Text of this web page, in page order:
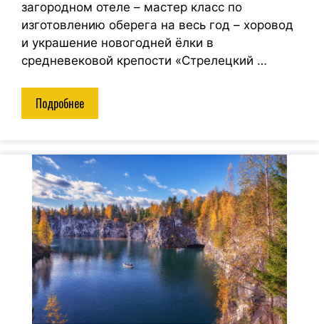
загородном отеле – мастер класс по
изготовлению оберега на весь год – хоровод
и украшение новогодней ёлки в
средневековой крепости «Стрелецкий …
Подробнее